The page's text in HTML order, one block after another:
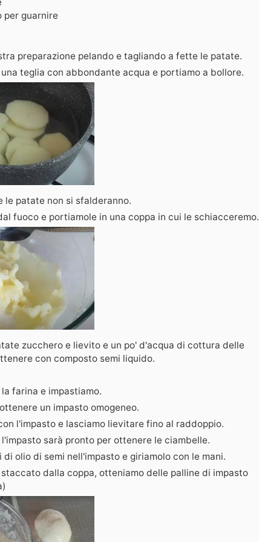
per guarnire
preparazione pelando e tagliando a fette le patate.
teglia con abbondante acqua e portiamo a bollore.
le patate non si sfalderanno.
fuoco e portiamole in una coppa in cui le schiacceremo.
zucchero e lievito e un po' d'acqua di cottura delle
con composto semi liquido.
farina e impastiamo.
un impasto omogeneo.
l'impasto e lasciamo lievitare fino al raddoppio.
sarà pronto per ottenere le ciambelle.
olio di semi nell'impasto e giriamolo con le mani.
dalla coppa, otteniamo delle palline di impasto